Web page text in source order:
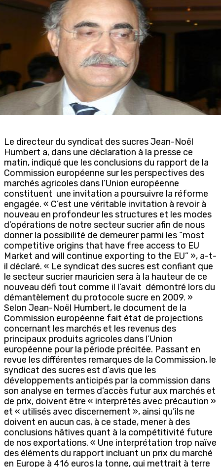
Le directeur du syndicat des sucres Jean-Noël
Humbert a, dans une déclaration à la presse ce
matin, indiqué que les conclusions du rapport de la
Commission européenne sur les perspectives des
marchés agricoles dans l’Union européenne
constituent une invitation a poursuivre la réforme
engagée. « C’est une véritable invitation à revoir à
nouveau en profondeur les structures et les modes
d’opérations de notre secteur sucrier afin de nous
donner la possibilité de demeurer parmi les “most
competitive origins that have free access to EU
Market and will continue exporting to the EU” », a-t-
il déclaré. « Le syndicat des sucres est confiant que
le secteur sucrier mauricien sera à la hauteur de ce
nouveau défi tout comme il l’avait démontré lors du
démantèlement du protocole sucre en 2009. »
Selon Jean-Noël Humbert, le document de la
Commission européenne fait état de projections
concernant les marchés et les revenus des
principaux produits agricoles dans l’Union
européenne pour la période précitée. Passant en
revue les différentes remarques de la Commission, le
syndicat des sucres est d’avis que les
développements anticipés par la commission dans
son analyse en termes d’accès futur aux marchés et
de prix, doivent être « interprétés avec précaution »
et « utilisés avec discernement », ainsi qu’ils ne
doivent en aucun cas, à ce stade, mener à des
conclusions hâtives quant à la compétitivité future
de nos exportations. « Une interprétation trop naïve
des éléments du rapport incluant un prix du marché
en Europe à 416 euros la tonne, qui mettrait à terre